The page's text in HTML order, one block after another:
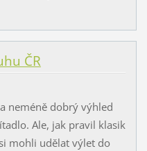
ČR
neméně dobrý výhled
Ale, jak pravil klasik
mohli udělat výlet do